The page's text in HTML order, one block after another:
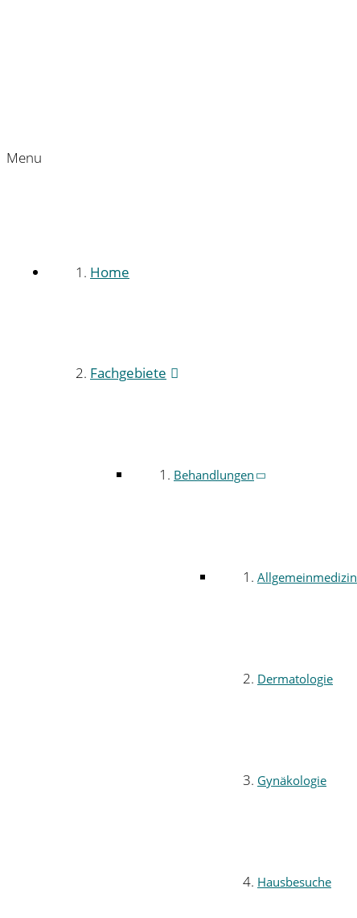
Menu
Home
Fachgebiete
Behandlungen
Allgemeinmedizin
Dermatologie
Gynäkologie
Hausbesuche